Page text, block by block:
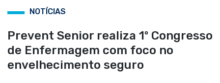
NOTÍCIAS
Prevent Senior realiza 1º Congresso
de Enfermagem com foco no
envelhecimento seguro